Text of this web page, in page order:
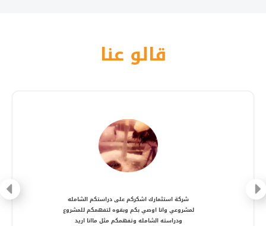
قالو عنا
شركة متعاونة، انصح بالتعامل معها ، شكرا أستاذ